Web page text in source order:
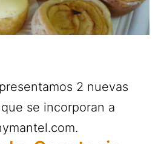
2 nuevas
se incorporan a